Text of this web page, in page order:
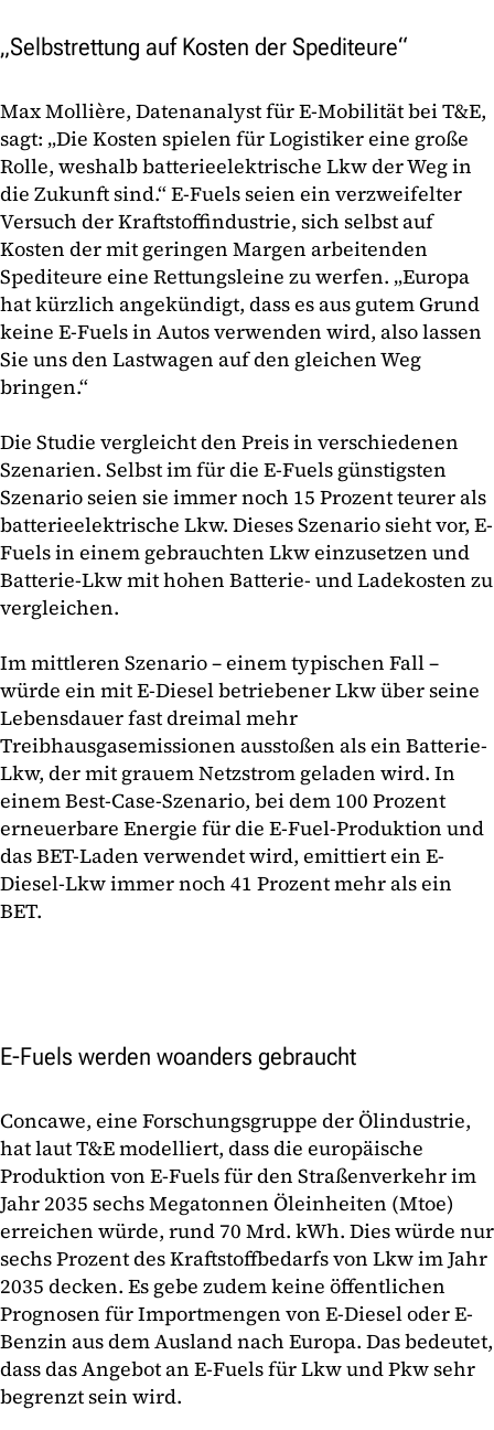
„Selbstrettung auf Kosten der Spediteure“
Max Mollière, Datenanalyst für E-Mobilität bei T&E,
sagt: „Die Kosten spielen für Logistiker eine große
Rolle, weshalb batterieelektrische Lkw der Weg in
die Zukunft sind.“ E-Fuels seien ein verzweifelter
Versuch der Kraftstoffindustrie, sich selbst auf
Kosten der mit geringen Margen arbeitenden
Spediteure eine Rettungsleine zu werfen. „Europa
hat kürzlich angekündigt, dass es aus gutem Grund
keine E-Fuels in Autos verwenden wird, also lassen
Sie uns den Lastwagen auf den gleichen Weg
bringen.“
Die Studie vergleicht den Preis in verschiedenen
Szenarien. Selbst im für die E-Fuels günstigsten
Szenario seien sie immer noch 15 Prozent teurer als
batterieelektrische Lkw. Dieses Szenario sieht vor, E-
Fuels in einem gebrauchten Lkw einzusetzen und
Batterie-Lkw mit hohen Batterie- und Ladekosten zu
vergleichen.
Im mittleren Szenario – einem typischen Fall –
würde ein mit E-Diesel betriebener Lkw über seine
Lebensdauer fast dreimal mehr
Treibhausgasemissionen ausstoßen als ein Batterie-
Lkw, der mit grauem Netzstrom geladen wird. In
einem Best-Case-Szenario, bei dem 100 Prozent
erneuerbare Energie für die E-Fuel-Produktion und
das BET-Laden verwendet wird, emittiert ein E-
Diesel-Lkw immer noch 41 Prozent mehr als ein
BET.
E-Fuels werden woanders gebraucht
Concawe, eine Forschungsgruppe der Ölindustrie,
hat laut T&E modelliert, dass die europäische
Produktion von E-Fuels für den Straßenverkehr im
Jahr 2035 sechs Megatonnen Öleinheiten (Mtoe)
erreichen würde, rund 70 Mrd. kWh. Dies würde nur
sechs Prozent des Kraftstoffbedarfs von Lkw im Jahr
2035 decken. Es gebe zudem keine öffentlichen
Prognosen für Importmengen von E-Diesel oder E-
Benzin aus dem Ausland nach Europa. Das bedeutet,
dass das Angebot an E-Fuels für Lkw und Pkw sehr
begrenzt sein wird.